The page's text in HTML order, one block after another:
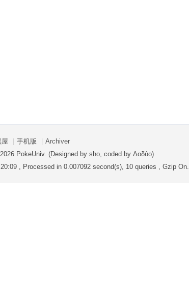
屋 手机版
Archiver
PokeUniv. (Designed by sho, coded by Δοδύο)
, Processed in 0.007092 second(s), 10 queries , Gzip On.